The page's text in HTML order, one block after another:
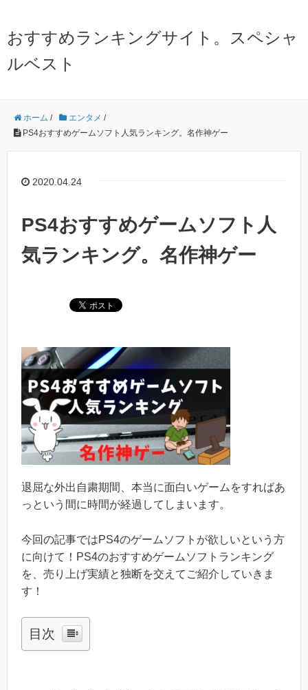
おすすめランキングサイト。スペシャ
ルベスト
ホーム / エンタメ /
PS4おすすめゲームソフト人気ランキング。名作神ゲー
2020.04.24
PS4おすすめゲームソフト人
気ランキング。名作神ゲー
退屈な外出自粛期間、本当に面白いゲームをすればあ
っという間に時間が経過してしまいます。
今回の記事ではPS4のゲームソフトが欲しいという方
に向けて！PS4のおすすめゲームソフトランキング
を、売り上げ実績と独断を交えてご紹介していきま
す！
目次